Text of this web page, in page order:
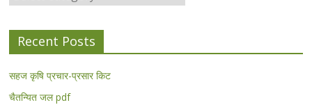
Recent Posts
सहज कृषि प्रचार-प्रसार किट
चैतन्यित जल pdf